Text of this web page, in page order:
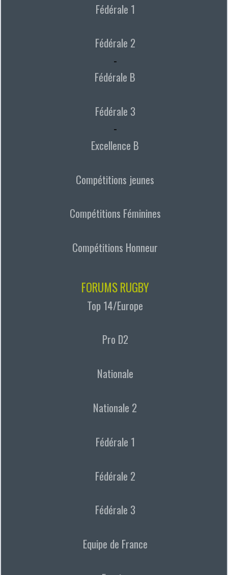
Fédérale 1
Fédérale 2
-
Fédérale B
Fédérale 3
-
Excellence B
Compétitions jeunes
Compétitions Féminines
Compétitions Honneur
FORUMS RUGBY
Top 14/Europe
Pro D2
Nationale
Nationale 2
Fédérale 1
Fédérale 2
Fédérale 3
Equipe de France